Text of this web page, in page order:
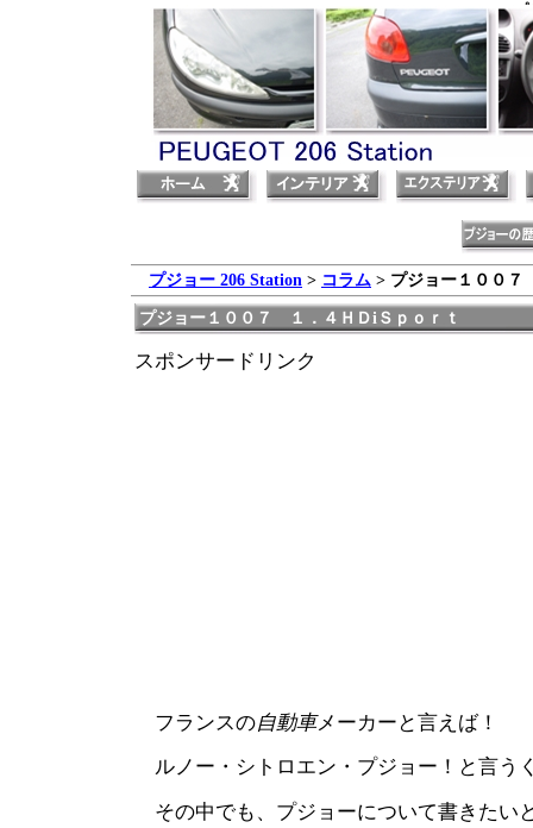
プ
プジョー 206 Station > コラム > プジョー１００
プジョー１００７ １．４ＨＤiＳｐｏｒｔ
スポンサードリンク
フランスの自動車メーカーと言えば！
ルノー・シトロエン・ プジョー ！と言う
その中でも、 プジョーについて書きたい